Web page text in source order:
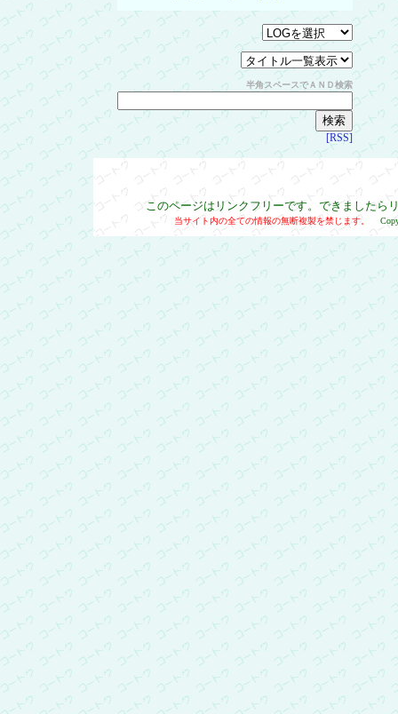
半角スペースでＡＮＤ検索
[RSS]
このページはリンクフリーです。できましたら
当サイト内の全ての情報の無断複製を禁じます。